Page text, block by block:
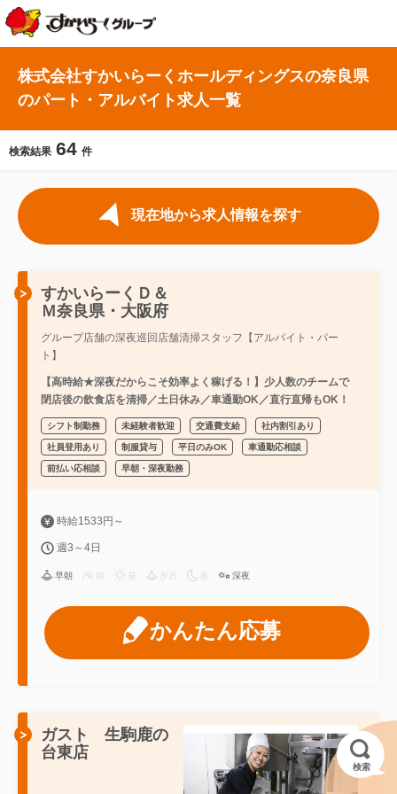
株式会社すかいらーくホールディングスの奈良県
のパート・アルバイト求人一覧
検索結果 64 件
現在地から求人情報を探す
すかいらーくＤ＆
Ｍ奈良県・大阪府
グループ店舗の深夜巡回店舗清掃スタッフ【アルバイト・パー
ト】
【高時給★深夜だからこそ効率よく稼げる！】少人数のチームで
閉店後の飲食店を清掃／土日休み／車通勤OK／直行直帰もOK！
シフト制勤務 未経験者歓迎 交通費支給 社内割引あり
社員登用あり 制服貸与 平日のみOK 車通勤応相談
前払い応相談 早朝・深夜勤務
時給1533円～
週3～4日
早朝 夕方 夜 深夜
かんたん応募
ガスト 生駒鹿の
台東店
検索